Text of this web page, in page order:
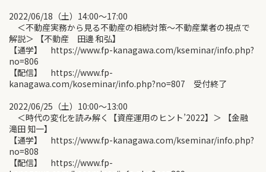
2022/06/18（土）14:00〜17:00
＜不動産実務から見る不動産の相続対策〜不動産業者の視点で
解説＞ 【不動産 田邊 和弘】
【通学】 https://www.fp-kanagawa.com/kseminar/info.php?
no=806
【配信】 https://www.fp-
kanagawa.com/koseminar/info.php?no=807 受付終了
2022/06/25（土）10:00〜13:00
＜時代の変化を読み解く【資産運用のヒント’2022】＞ 【金融
滝田 知一】
【通学】 https://www.fp-kanagawa.com/kseminar/info.php?
no=808
【配信】 https://www.fp-